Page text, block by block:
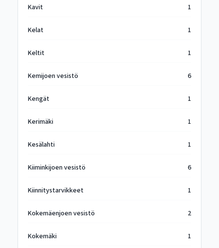
Kavit 1
Kelat 1
Keltit 1
Kemijoen vesistö 6
Kengät 1
Kerimäki 1
Kesälahti 1
Kiiminkijoen vesistö 6
Kiinnitystarvikkeet 1
Kokemäenjoen vesistö 2
Kokemäki 1